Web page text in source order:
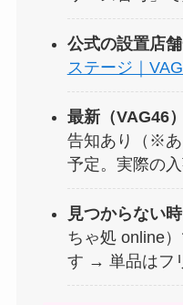
公式の設置店
ステージ｜
最新（VAG46
告知あり（※あ
予定。実際の
見つからない時
ちゃ処 online
す → 単品はフ